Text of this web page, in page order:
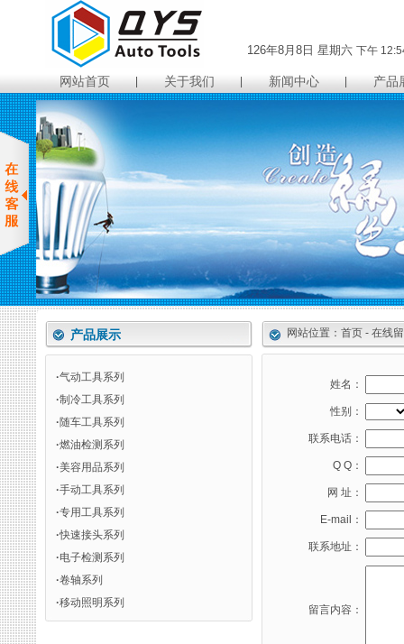
126年8月8日 星期六 下午
网站首页 关于我们 新闻中心 产品
产品展示
·气动工具系列
·制冷工具系列
·随车工具系列
·燃油检测系列
·美容用品系列
·手动工具系列
·专用工具系列
·快速接头系列
·电子检测系列
·卷轴系列
·移动照明系列
网站位置：首页 - 在线
姓名：
性别：
联系电话：
Q Q：
网 址：
E-mail：
联系地址：
留言内容：